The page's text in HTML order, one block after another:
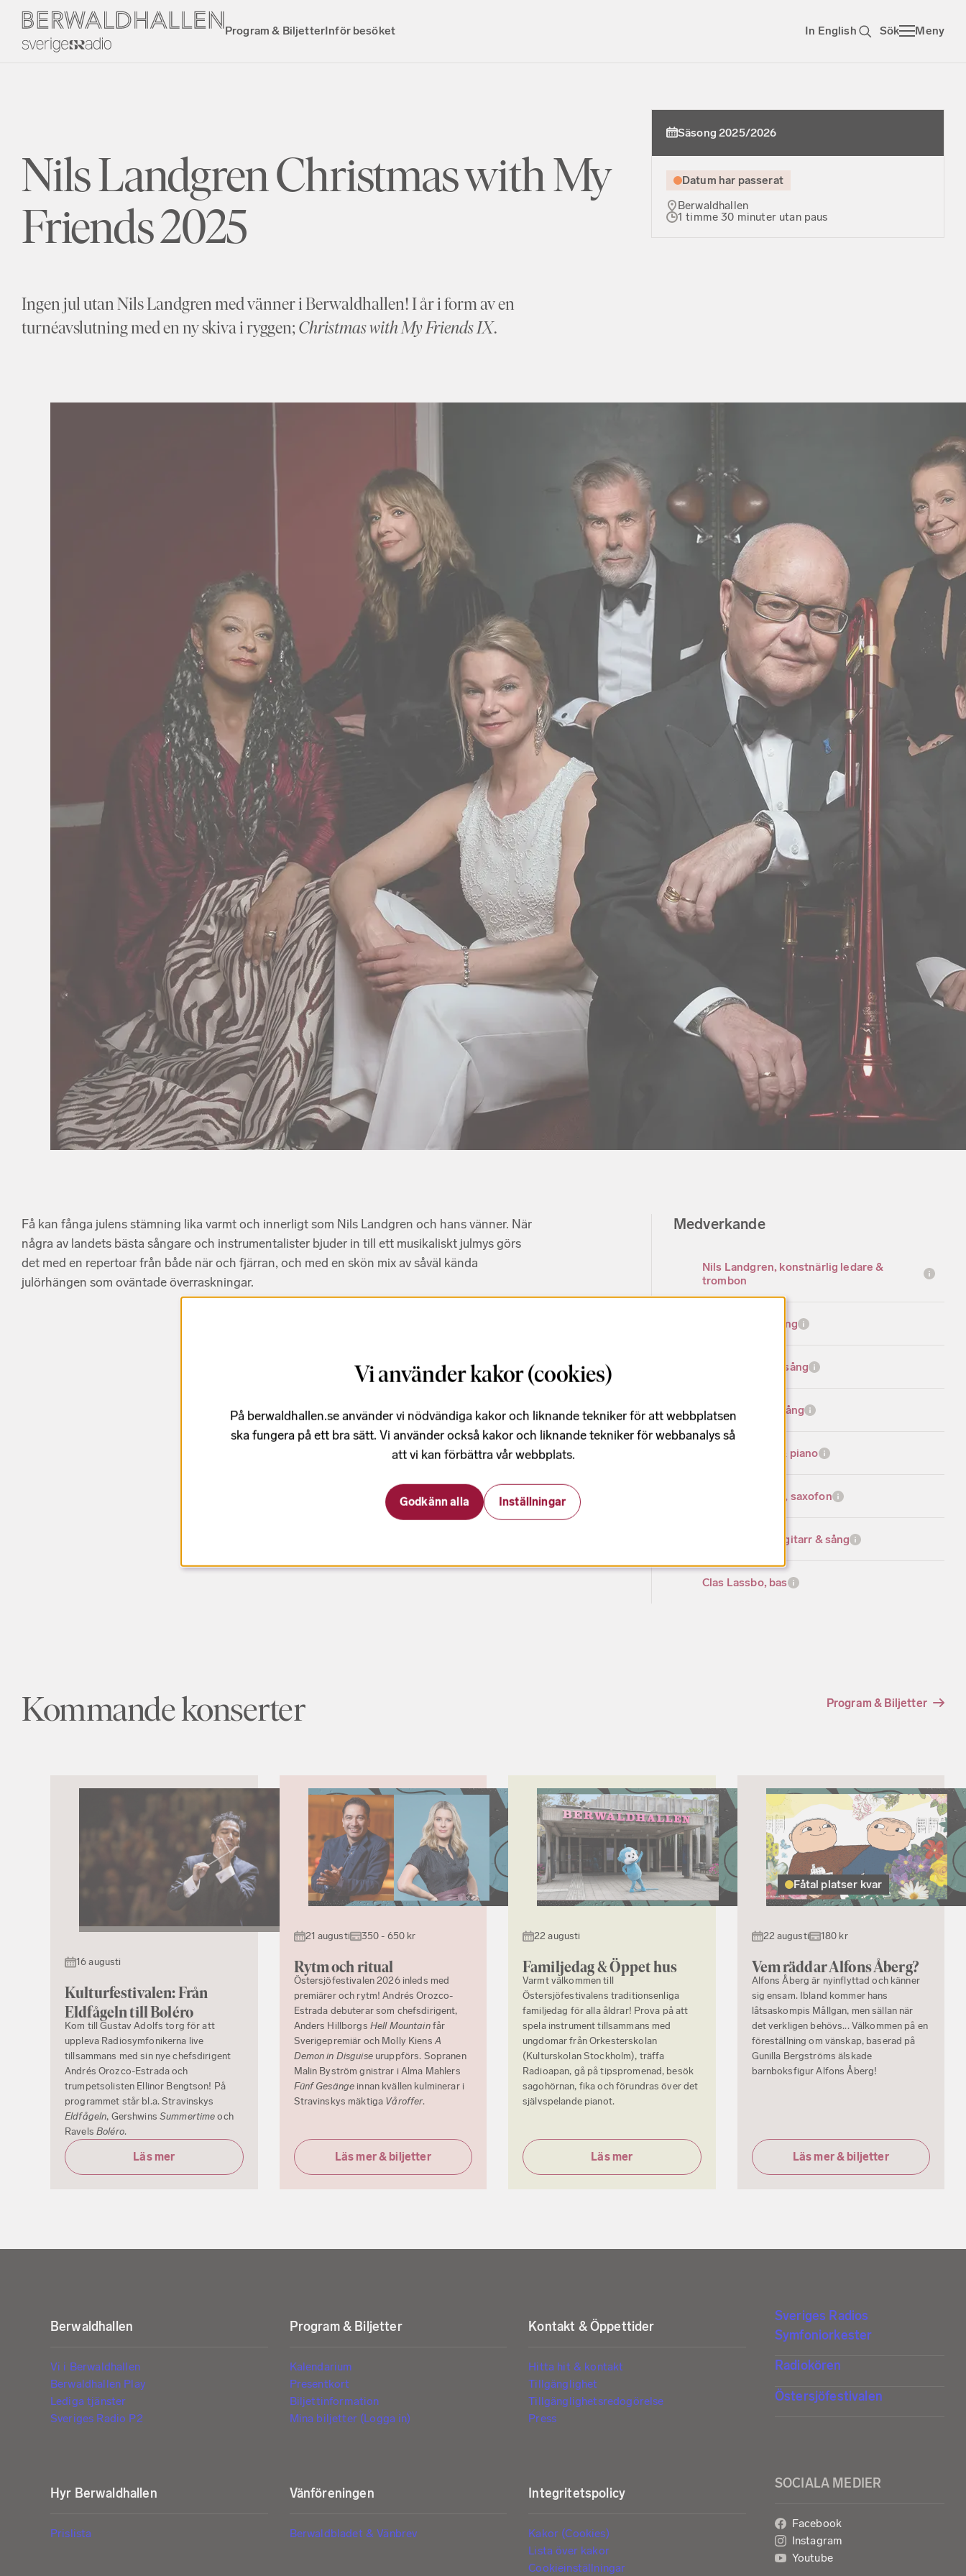
Program & BiljetterInför besöket In English Sök Meny
Nils Landgren Christmas with My
Friends 2025
Ingen jul utan Nils Landgren med vänner i Berwaldhallen! I år i form av en
turnéavslutning med en ny skiva i ryggen; Christmas with My Friends IX.
Säsong 2025/2026
Datum har passerat
Berwaldhallen
1 timme 30 minuter utan paus
Få kan fånga julens stämning lika varmt och innerligt som Nils Landgren och hans vänner. När
några av landets bästa sångare och instrumentalister bjuder in till ett musikaliskt julmys görs
det med en repertoar från både när och fjärran, och med en skön mix av såväl kända
julörhängen som oväntade överraskningar.
Medverkande
Nils Landgren, konstnärlig ledare &
trombon
Sharon Dyall, sång
Jeanette Köhn, sång
Jessica Pilnäs, sång
Ida Sand, sång & piano
Jonas Knutsson, saxofon
Johan Norberg, gitarr & sång
Clas Lassbo, bas
Kommande konserter Program & Biljetter
16 augusti
Kulturfestivalen: Från
Eldfågeln till Boléro
Kom till Gustav Adolfs torg för att
uppleva Radiosymfonikerna live
tillsammans med sin nye chefsdirigent
Andrés Orozco-Estrada och
trumpetsolisten Ellinor Bengtson! På
programmet står bl.a. Stravinskys
Eldfågeln, Gershwins Summertimeoch
Ravels Boléro.
Läs mer
21 augusti 350 - 650 kr
Rytm och ritual
Östersjöfestivalen 2026 inleds med
premiärer och rytm! Andrés Orozco-
Estrada debuterar som chefsdirigent,
Anders Hillborgs Hell Mountainfår
Sverigepremiär och Molly KiensA
Demon in Disguiseuruppförs. Sopranen
Malin Byström gnistrar i Alma Mahlers
Fünf Gesänge innan kvällen kulminerar i
Stravinskys mäktiga Våroffer.
Läs mer & biljetter
22 augusti
Familjedag & Öppet hus
Varmt välkommen till
Östersjöfestivalens traditionsenliga
familjedag för alla åldrar! Prova på att
spela instrument tillsammans med
ungdomar från Orkesterskolan
(Kulturskolan Stockholm), träffa
Radioapan, gå på tipspromenad, besök
sagohörnan, fika och förundras över det
självspelande pianot.
Läs mer
Fåtal platser kvar
22 augusti 180 kr
Vem räddar Alfons Åberg?
Alfons Åberg är nyinflyttad och känner
sig ensam. Ibland kommer hans
låtsaskompis Mållgan, men sällan när
det verkligen behövs... Välkommen på en
föreställning om vänskap, baserad på
Gunilla Bergströms älskade
barnboksfigur Alfons Åberg!
Läs mer & biljetter
Berwaldhallen
Vi i Berwaldhallen
Berwaldhallen Play
Lediga tjänster
Sveriges Radio P2
Program & Biljetter
Kalendarium
Presentkort
Biljettinformation
Mina biljetter (Logga in)
Kontakt & Öppettider
Hitta hit & kontakt
Tillgänglighet
Tillgänglighetsredogörelse
Press
Hyr Berwaldhallen
Prislista
Vänföreningen
Berwaldbladet & Vänbrev
Integritetspolicy
Kakor (Cookies)
Lista över kakor
Cookieinställningar
Sveriges Radios
Symfoniorkester
Radiokören
Östersjöfestivalen
SOCIALA MEDIER
Facebook
Instagram
Youtube
Vi använder kakor (cookies)
På berwaldhallen.se använder vi nödvändiga kakor och liknande tekniker för att webbplatsen
ska fungera på ett bra sätt. Vi använder också kakor och liknande tekniker för webbanalys så
att vi kan förbättra vår webbplats.
Godkänn alla Inställningar